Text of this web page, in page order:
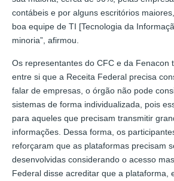
contábeis e por alguns escritórios
boa equipe de TI [Tecnologia da
minoria”, afirmou.
Os representantes do CFC e da Fenacon
entre si que a Receita Federal precisa
falar de empresas, o órgão não pode
sistemas de forma individualizada, pois
para aqueles que precisam transmitir
informações. Dessa forma, os
reforçaram que as plataformas precisam
desenvolvidas considerando o acesso
Federal disse acreditar que a plataforma,